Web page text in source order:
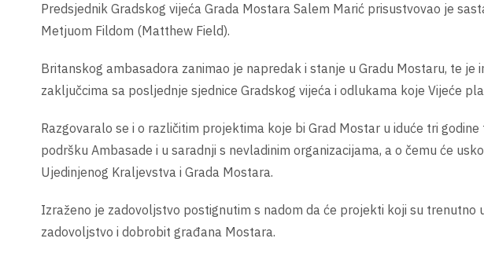
Predsjednik Gradskog vijeća Grada Mostara Salem Marić prisustvovao je
Metjuom Fildom (Matthew Field).
Britanskog ambasadora zanimao je napredak i stanje u Gradu Mostaru, te je
zaključcima sa posljednje sjednice Gradskog vijeća i odlukama koje Vijeće
Razgovaralo se i o različitim projektima koje bi Grad Mostar u iduće tri
podršku Ambasade i u saradnji s nevladinim organizacijama, a o čemu će
Ujedinjenog Kraljevstva i Grada Mostara.
Izraženo je zadovoljstvo postignutim s nadom da će projekti koji su trenutno
zadovoljstvo i dobrobit građana Mostara.